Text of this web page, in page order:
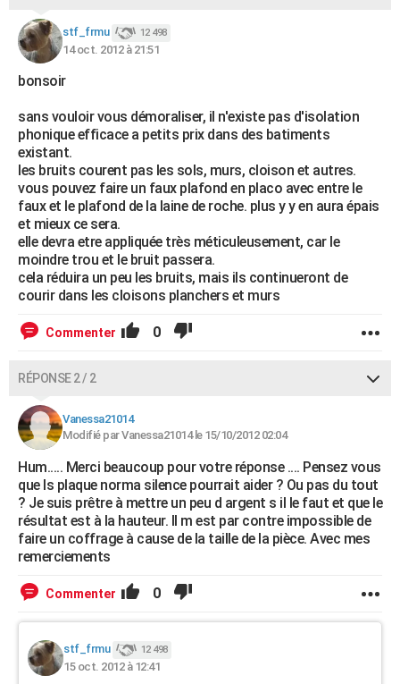
stf_frmu 12 498
14 oct. 2012 à 21:51
bonsoir
sans vouloir vous démoraliser, il n'existe pas d'isolation
phonique efficace a petits prix dans des batiments
existant.
les bruits courent pas les sols, murs, cloison et autres.
vous pouvez faire un faux plafond en placo avec entre le
faux et le plafond de la laine de roche. plus y y en aura épais
et mieux ce sera.
elle devra etre appliquée très méticuleusement, car le
moindre trou et le bruit passera.
cela réduira un peu les bruits, mais ils continueront de
courir dans les cloisons planchers et murs
Commenter 0
RÉPONSE 2 / 2
Vanessa21014
Modifié par Vanessa21014 le 15/10/2012 02:04
Hum..... Merci beaucoup pour votre réponse .... Pensez vous
que ls plaque norma silence pourrait aider ? Ou pas du tout
? Je suis prêtre à mettre un peu d argent s il le faut et que le
résultat est à la hauteur. Il m est par contre impossible de
faire un coffrage à cause de la taille de la pièce. Avec mes
remerciements
Commenter 0
stf_frmu 12 498
15 oct. 2012 à 12:41